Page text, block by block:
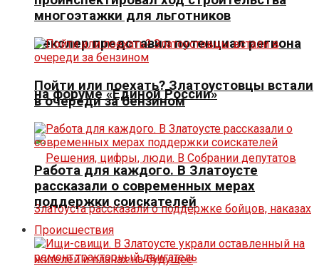
Текслер представил потенциал региона
на форуме «Единой России»
многоэтажки для льготников
Пойти или поехать? Златоустовцы встали
в очереди за бензином
Работа для каждого. В Златоусте
рассказали о современных мерах
поддержки соискателей
Происшествия